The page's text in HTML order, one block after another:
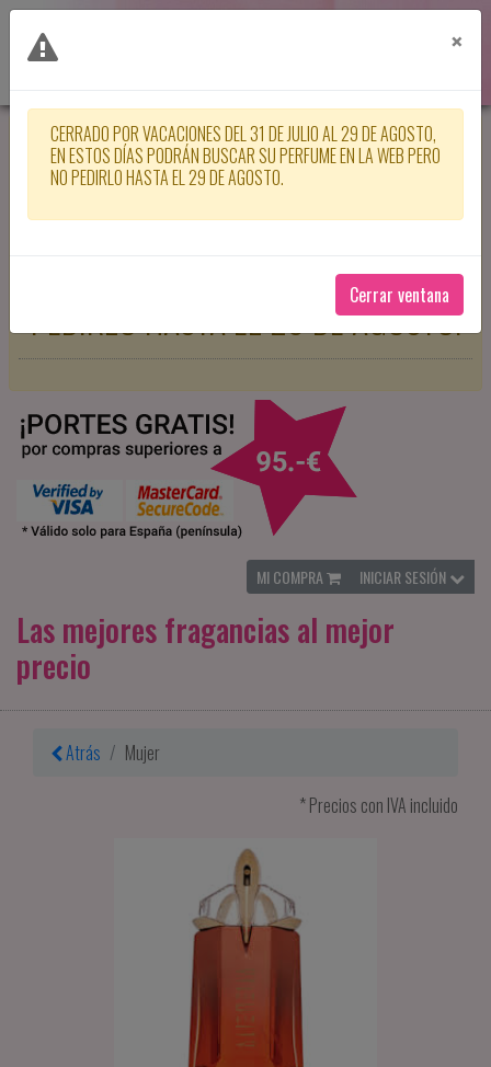
CERRADO POR VACACIONES DEL 31
DE JULIO AL 29 DE AGOSTO, EN
ESTOS DÍAS PODRÁN BUSCAR SU
PERFUME EN LA WEB PERO NO
PEDIRLO HASTA EL 29 DE AGOSTO.
MI COMPRA INICIAR SESIÓN
Las mejores fragancias al mejor
precio
Atrás
Mujer
* Precios con IVA incluido
×
CERRADO POR VACACIONES DEL 31 DE JULIO AL 29 DE AGOSTO,
EN ESTOS DÍAS PODRÁN BUSCAR SU PERFUME EN LA WEB PERO
NO PEDIRLO HASTA EL 29 DE AGOSTO.
Cerrar ventana